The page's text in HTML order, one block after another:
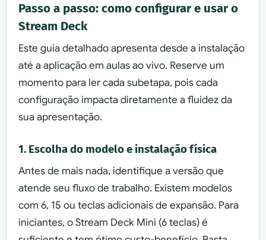
Passo a passo: como configurar e usar o
Stream Deck
Este guia detalhado apresenta desde a instalação
até a aplicação em aulas ao vivo. Reserve um
momento para ler cada subetapa, pois cada
configuração impacta diretamente a fluidez da
sua apresentação.
1. Escolha do modelo e instalação física
Antes de mais nada, identifique a versão que
atende seu fluxo de trabalho. Existem modelos
com 6, 15 ou teclas adicionais de expansão. Para
iniciantes, o Stream Deck Mini (6 teclas) é